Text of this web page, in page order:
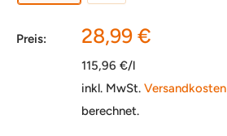
Preis: Sonderpreis
28,99 €
115,96 €/l
inkl. MwSt. Versandkosten
berechnet.